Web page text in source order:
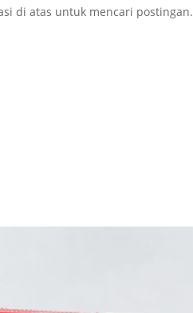
di atas untuk mencari postingan.